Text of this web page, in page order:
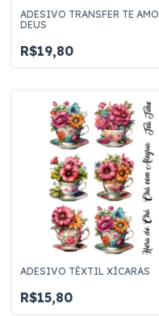
ADESIVO TRANSFER TE AMO
DEUS
R$19,80
ADESIVO TÊXTIL XÍCARAS
R$15,80